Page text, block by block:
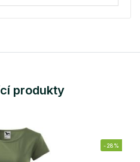
produkty
-28%